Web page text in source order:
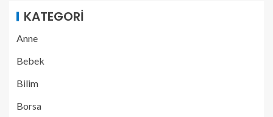
KATEGORI
Anne
Bebek
Bilim
Borsa